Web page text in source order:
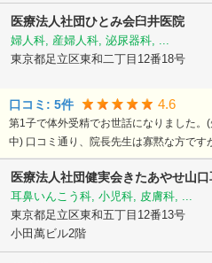
医療法人社団ひとみ会臼井医院
婦人科, 産婦人科, 泌尿器科, ...
東京都足立区東和二丁目12番18号
口コミ: 5件 4.6
第1子で体外受精でお世話になりました
中) 口コミ通り、院長先生は寡黙な方です
医療法人社団健実会きたあやせ山
耳鼻いんこう科, 小児科, 皮膚科, ...
東京都足立区東和五丁目12番13号
小田萬ビル2階